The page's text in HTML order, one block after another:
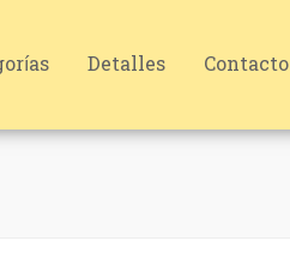
Detalles Contacto